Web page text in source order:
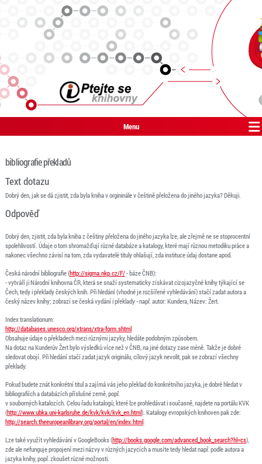
Menu
bibliografie překladů
Text dotazu
Dobrý den, jak se dá zjistit, zda byla kniha v orgininále v češtině přeložena do jiného jazyka? Děkuji.
Odpověď
Dobrý den, zjistit, zda byla kniha z češtiny přeložena do jiného jazyka lze, ale zřejmě ne se stoprocentní
spolehlivostí. Údaje o tom shromažďují různé databáze a katalogy, které mají různou metodiku práce a
nakonec všechno závisí na tom, zda vydavatelé tituly ohlašují, zda instituce údaj dostane apod.
Česká národní bibliografie (http://sigma.nkp.cz/F/- báze ČNB):
- vytváří ji Národní knihovna ČR, která se snaží systematicky získávat cizojazyčné knihy týkající se
Čech, tedy i překlady českých knih. Při hledání (vhodné je rozšířené vyhledávání) stačí zadat autora a
český název knihy; zobrazí se česká vydání i překlady - např. autor: Kundera, Název: Žert.
Index translationum:
http://databases.unesco.org/xtrans/xtra-form.shtml
Obsahuje údaje o překladech mezi různými jazyky, hledáte podobným způsobem.
Na dotaz na Kunderův Žert bylo výsledků více než v ČNB, na jiné dotazy zase méně. Takže je dobré
sledovat obojí. Při hledání stačí zadat jazyk originálu, cílový jazyk nevolit, pak se zobrazí všechny
překlady.
Pokud budete znát konkrétní titul a zajímá vás jeho překlad do konkrétního jazyka, je dobré hledat v
bibliografiích a databázích příslušné země, popř.
v souborných katalozích. Celou řadu katalogů, které lze prohledávat i současně, najdete na portálu KVK
(http://www.ubka.uni-karlsruhe.de/kvk/kvk/kvk_en.html). Katalogy evropských knihoven pak zde:
http://search.theeuropeanlibrary.org/portal/en/index.html.
Lze také využít vyhledávání v GoogleBooks (http://books.google.com/advanced_book_search?hl=cs),
zde ale nefunguje propojení mezi názvy v různých jazycích a musíte tedy hledat např. podle autora a
jazyka knihy, popř. zkoušet různé možnosti.